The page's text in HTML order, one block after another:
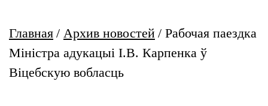
Главная / Архив новостей / Рабочая паездка
Міністра адукацыі І.В. Карпенка ў
Віцебскую вобласць